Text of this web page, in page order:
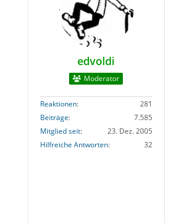
edvoldi
Moderator
Reaktionen
281
Beiträge
7.585
Mitglied seit
23. Dez. 2005
Hilfreiche Antworten
32